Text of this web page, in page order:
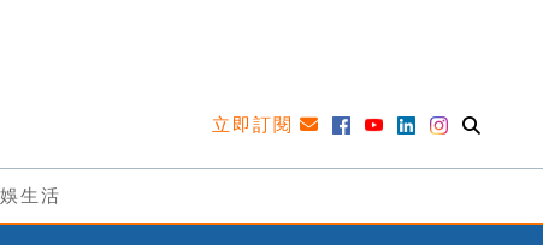
立即訂閱
生活